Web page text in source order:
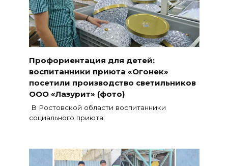
Профориентация для детей:
воспитанники приюта «Огонек»
посетили производство светильников
ООО «Лазурит» (фото)
В Ростовской области воспитанники
социального приюта